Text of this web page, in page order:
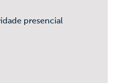
presencial